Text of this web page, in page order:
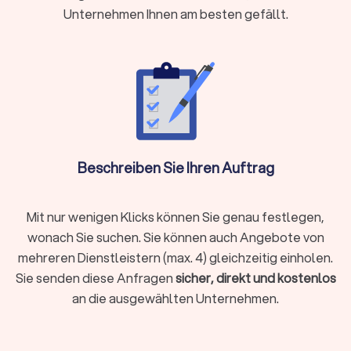
Versicherungen
Baufinanzierung, Hypotheken & Immobilien
Unternehmensberatung & Finanzierung
Der Finanzberater für Versicherungen weiß durch die
Schilderung Ihrer Lebens- und Finanzsituation die besten
Tierhalterhaftpflicht: Bei einem unabhängigen
Versicherungsberater in Walldorf (Thüringen) sind Sie in den
Baufinanzierung, Hypotheken & Immobilien
Unternehmen Ihnen am besten gefällt.
Beschreiben Sie Ihren Auftrag
Mit nur wenigen Klicks können Sie genau festlegen,
wonach Sie suchen. Sie können auch Angebote von
mehreren Dienstleistern (max. 4) gleichzeitig einholen.
Sie senden diese Anfragensicher, direkt und kostenlos
an die ausgewählten Unternehmen.